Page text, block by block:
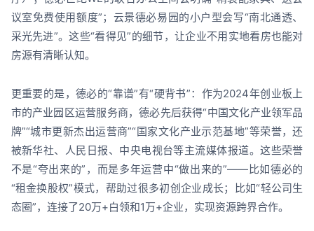
议室免费使用额度”；云景德必易园的小户型会写“南北通透、
采光先进”。这些“看得见”的细节，让企业不用实地看房也能对
房源有清晰认知。
更重要的是，德必的“靠谱”有“硬背书”：作为2024年创业板上
市的产业园区运营服务商，德必先后获得“中国文化产业领军品
牌”“城市更新杰出运营商”“国家文化产业示范基地”等荣誉，还
被新华社、人民日报、中央电视台等主流媒体报道。这些荣誉
不是“夸出来的”，而是多年运营中“做出来的”——比如德必的
“租金换股权”模式，帮助过很多初创企业成长；比如“轻公司生
态圈”，连接了20万+白领和1万+企业，实现资源跨界合作。